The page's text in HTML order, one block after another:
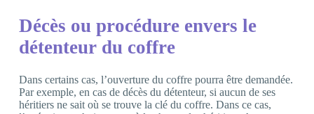
Décès ou procédure envers le
détenteur du coffre
Dans certains cas, l’ouverture du coffre pourra être demandée.
Par exemple, en cas de décès du détenteur, si aucun de ses
héritiers ne sait où se trouve la clé du coffre. Dans ce cas,